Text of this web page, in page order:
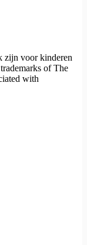
zijn voor kinderen
of The
with